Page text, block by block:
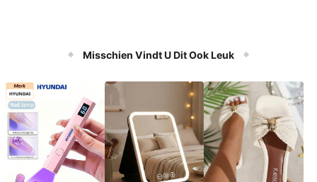
Misschien Vindt U Dit Ook Leuk